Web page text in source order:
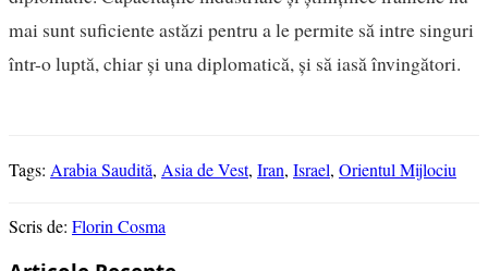
mai sunt suficiente astăzi pentru a le permite să intre singuri
într-o luptă, chiar și una diplomatică, și să iasă învingători.
Tags: Arabia Saudită, Asia de Vest, Iran, Israel, Orientul Mijlociu
Scris de: Florin Cosma